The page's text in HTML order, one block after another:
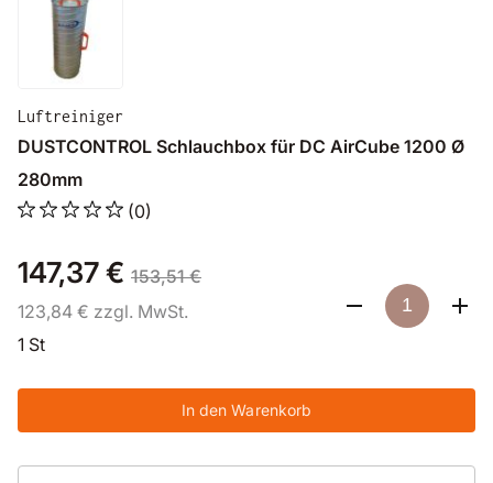
Luftreiniger
DUSTCONTROL Schlauchbox für DC AirCube 1200 Ø
280mm
(0)
147,37 € 153,51 €
123,84 € zzgl. MwSt.
1 St
In den Warenkorb